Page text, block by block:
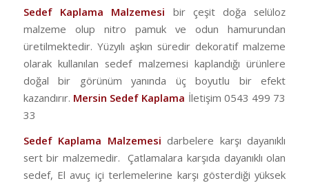
Sedef Kaplama Malzemesi bir çeşit doğa selüloz
malzeme olup nitro pamuk ve odun hamurundan
üretilmektedir. Yüzyılı aşkın süredir dekoratif malzeme
olarak kullanılan sedef malzemesi kaplandığı ürünlere
doğal bir görünüm yanında üç boyutlu bir efekt
kazandırır. Mersin Sedef Kaplama İletişim 0543 499 73
33
Sedef Kaplama Malzemesi darbelere karşı dayanıklı
sert bir malzemedir. Çatlamalara karşıda dayanıklı olan
sedef, El avuç içi terlemelerine karşı gösterdiği yüksek